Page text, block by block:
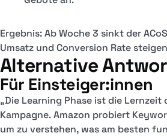
Ergebnis: Ab Woche 3 sinkt der
Umsatz und Conversion Rate
Alternative
Für Einsteiger:innen
„Die Learning Phase ist die Lernzeit
Kampagne. Amazon probiert
um zu verstehen, was am besten